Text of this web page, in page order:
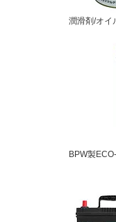
潤滑剤/オイ
BPW製